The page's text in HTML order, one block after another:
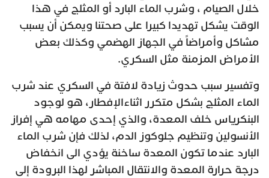
خلال الصيام ، وشرب الماء البارد أو المثلج في هذا
الوقت يشكل تهديدا كبيرا على صحتنا ويمكن أن يسبب
مشاكل وأمراضاً في الجهاز الهضمي وكذلك بعض
الأمراض المزمنة مثل السكري.
وتفسير سبب حدوث زيادة لافتة في السكري عند شرب
الماء المثلج بشكل متكرر اثناءالإفطار، هو لوجود
البنكرياس خلف المعدة، والذي إحدى مهامه هي إفراز
الأنسولين وتنظيم جلوكوز الدم، لذلك فإن شرب الماء
البارد عندما تكون المعدة ساخنة يؤدي الى انخفاض
درجة حرارة المعدة والانتقال المباشر لهذا البرودة إلى